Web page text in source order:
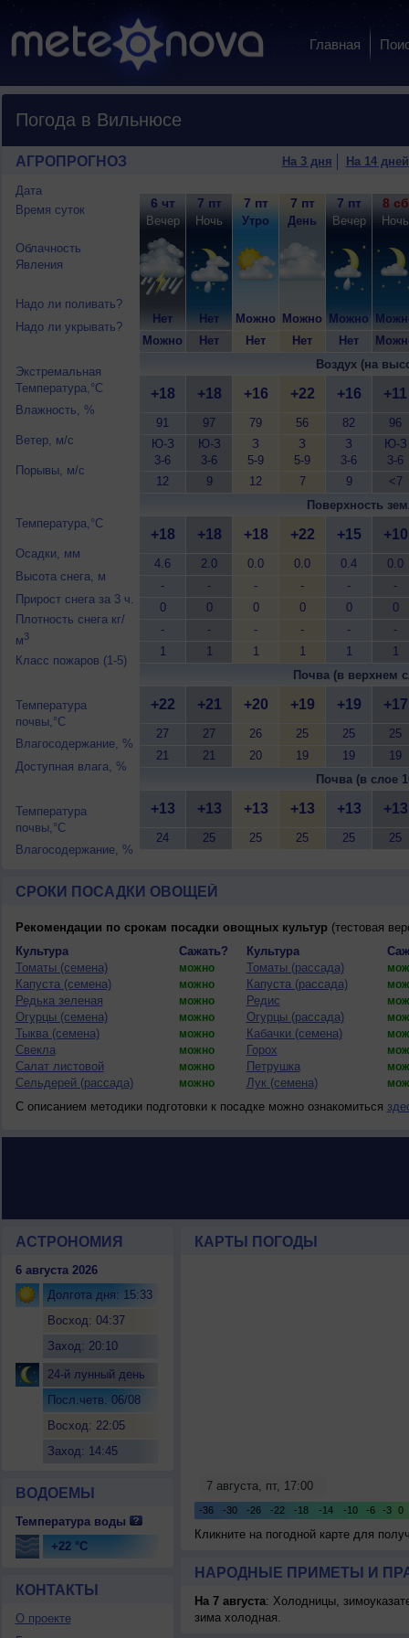
Главная
Погода в Вильнюсе
АГРОПРОГНОЗ На 3 дня На 14 дней
Дата
Время суток
Облачность
Явления
Надо ли поливать?
Надо ли укрывать?
Экстремальная
Температура,°C
Влажность, %
Ветер, м/с
Порывы, м/с
Температура,°C
Осадки, мм
Высота снега, м
Прирост снега за 3 ч.
Плотность снега кг/
м3
Класс пожаров (1-5)
Температура
почвы,°C
Влагосодержание, %
Доступная влага, %
Температура
почвы,°C
Влагосодержание, %
6 чт
Вечер
Нет
Можно
7 пт
Ночь
Нет
Нет
7 пт
Утро
Можно
Нет
7 пт
День
Можно
Нет
7 пт
Вечер
Можно
Нет
8 сб
Ночь
Воздух (на
+18
91
Ю-З
3-6
12
+18
97
Ю-З
3-6
9
+16
79
З
5-9
12
+22
56
З
5-9
7
+16
82
З
3-6
9
+11
96
Ю-З
3-6
<7
Поверхность
+18
4.6
-
0
-
1
+18
2.0
-
0
-
1
+18
0.0
-
0
-
1
+22
0.0
-
0
-
1
+15
0.4
-
0
-
1
+10
0.0
-
0
-
1
Почва (в верхнем
+22
27
21
+21
27
21
+20
26
20
+19
25
19
+19
25
19
+17
25
19
Почва (в слое
+13
24
+13
25
+13
25
+13
25
+13
25
+13
25
СРОКИ ПОСАДКИ ОВОЩЕЙ
Рекомендации по срокам посадки овощных культур(тестовая
Культура
Сажать? Культура
Томаты (семена)
можно Томаты (рассада)
Капуста (семена) можно Капуста (рассада)
Редька зеленая можно Редис
Огурцы (семена) можно Огурцы (рассада)
Тыква (семена) можно Кабачки (семена)
Свекла можно Горох
Салат листовой можно Петрушка
Сельдерей (рассада) можно Лук (семена)
С описанием методики подготовки к посадке можно ознакомиться
АСТРОНОМИЯ
6 августа 2026
Долгота дня: 15:33
Восход: 04:37
Заход: 20:10
24-й лунный день
Посл.четв. 06/08
Восход: 22:05
Заход: 14:45
ВОДОЕМЫ
Температура воды
+22 °C
КОНТАКТЫ
О проекте
КАРТЫ ПОГОДЫ
Кликните на погодной карте для
НАРОДНЫЕ ПРИМЕТЫ И
На 7 августа: Холодницы,
зима холодная.